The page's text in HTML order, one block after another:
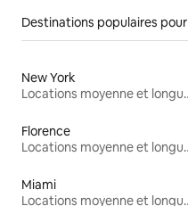
Destinations populaires
New York
Locations
Florence
Locations
Miami
Locations